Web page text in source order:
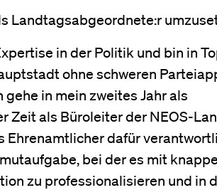
Landtagsabgeordnete:r
in der Politik und bin in
ohne schweren
in mein zweites Jahr als
als Büroleiter der NEOS-
dafür
bei der es mit
zu professionalisieren und in